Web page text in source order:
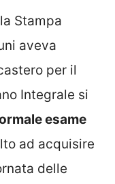
Stampa
aveva
per il
Integrale si
esame
ad acquisire
delle